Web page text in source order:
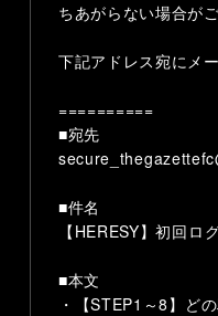
ちあがらない場合が
下記アドレス宛にメ
==========
■宛先
■件名
【HERESY】初回ロ
■本文
・【STEP1～8】ど